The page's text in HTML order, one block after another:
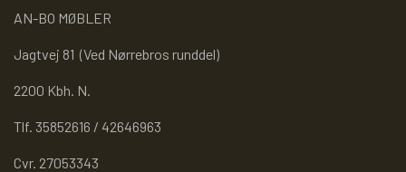
AN-BO MØBLER
Jagtvej 81 (Ved Nørrebros runddel)
2200 Kbh. N.
Tlf. 35852616 / 42646963
Cvr. 27053343